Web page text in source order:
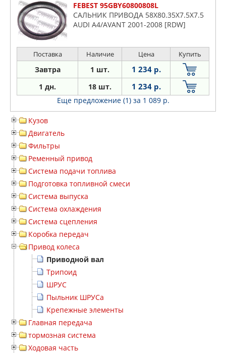
FEBEST 95GBY60800808L
САЛЬНИК ПРИВОДА 58X80.35X7.5X7.5
AUDI A4/AVANT 2001-2008 [RDW]
Поставка Наличие Цена Купить
Завтра 1 шт. 1 234 р.
1 дн. 18 шт. 1 234 р.
Еще предложение (1) за 1 089 р.
Кузов
Двигатель
Фильтры
Ременный привод
Система подачи топлива
Подготовка топливной смеси
Система выпуска
Система охлаждения
Система сцепления
Коробка передач
Привод колеса
Приводной вал
Трипоид
ШРУС
Пыльник ШРУСа
Крепежные элементы
Главная передача
тормозная система
Ходовая часть